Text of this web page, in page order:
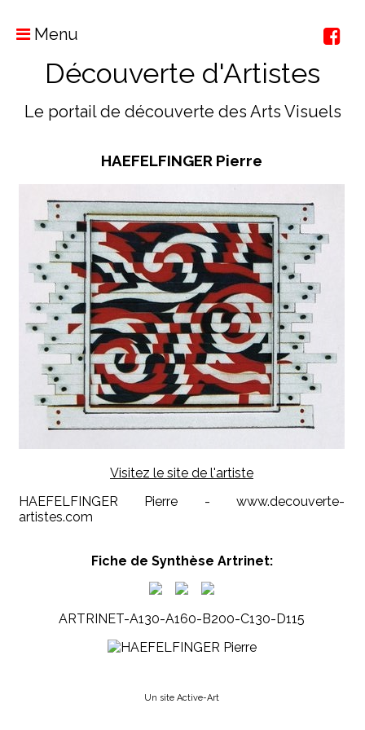
Menu
Découverte d'Artistes
Le portail de découverte des Arts Visuels
HAEFELFINGER Pierre
Visitez le site de l'artiste
HAEFELFINGER Pierre - www.decouverte-
artistes.com
Fiche de Synthèse Artrinet:
ARTRINET-A130-A160-B200-C130-D115
Un site Active-Art